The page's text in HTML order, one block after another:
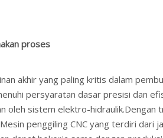
proses
akhir yang paling kritis dalam
persyaratan dasar presisi dan
oleh sistem elektro-
penggiling CNC yang terdiri